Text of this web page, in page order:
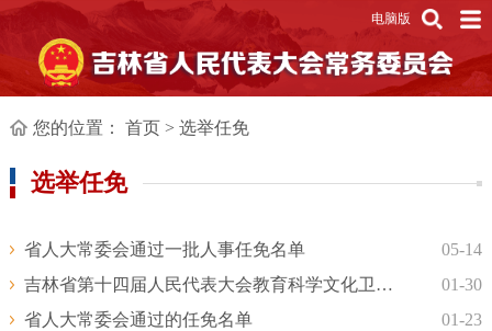
电脑版
您的位置： 首页> 选举任免
选举任免
省人大常委会通过一批人事任免名单
05-14
吉林省第十四届人民代表大会教育科学文化卫生委员会主任委员名单
01-30
省人大常委会通过的任免名单
01-23